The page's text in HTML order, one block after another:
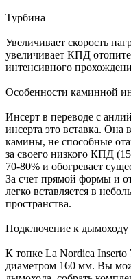
Турбина
Увеличивает скорость
увеличивает КПД
интенсивного
Особенности каминной
Инсерт в переводе с
инсерта это вставка. Она
камины, не способные
за своего низкого КПД
70-80% и обогревает
За счет прямой формы и
легко вставляется в
пространства.
Подключение к дымоходу
К топке La Nordica
диаметром 160 мм. Вы